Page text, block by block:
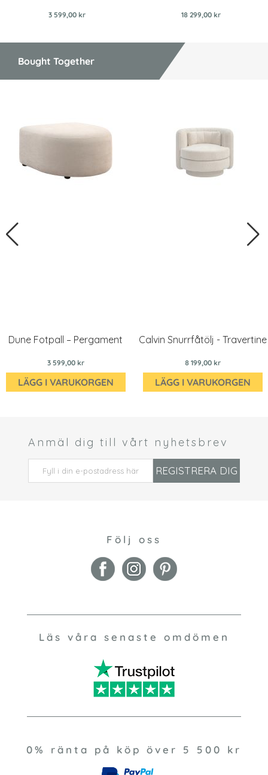
3 599,00 kr 18 299,00 kr
Bought Together
Dune Fotpall – Pergament
3 599,00 kr
LÄGG I VARUKORGEN
Calvin Snurrfåtölj - Travertine
8 199,00 kr
LÄGG I VARUKORGEN
Anmäl dig till vårt nyhetsbrev
REGISTRERA DIG
Följ oss
Läs våra senaste omdömen
0% ränta på köp över 5 500 kr